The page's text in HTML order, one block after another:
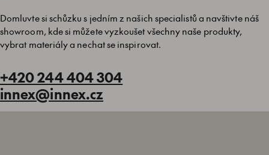
Domluvte si schůzku s jedním z našich specialistů a navštivte náš
showroom, kde si můžete vyzkoušet všechny naše produkty,
vybrat materiály a nechat se inspirovat.
+420 244 404 304
innex@innex.cz